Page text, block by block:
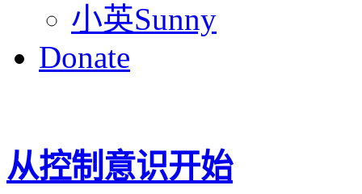
小英Sunny
Donate
从控制意识开始